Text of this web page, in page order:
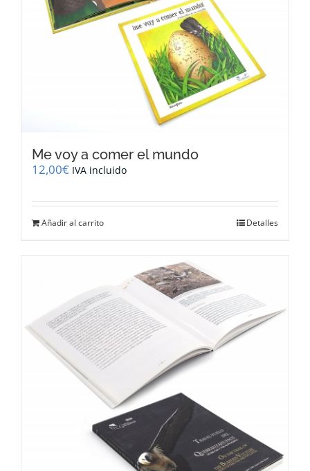
Me voy a comer el mundo
12,00€ IVA incluido
Añadir al carrito Detalles